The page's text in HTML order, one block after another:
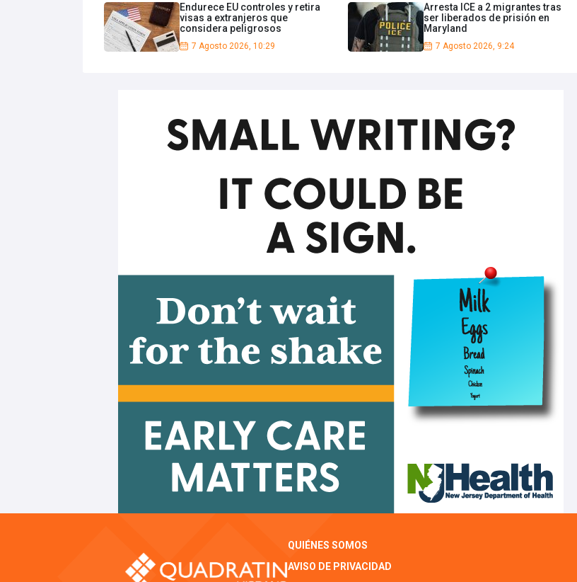
Endurece EU controles y retira
visas a extranjeros que
considera peligrosos
7 Agosto 2026, 10:29
Arresta ICE a 2 migrantes tras
ser liberados de prisión en
Maryland
7 Agosto 2026, 9:24
QUIÉNES SOMOS
AVISO DE PRIVACIDAD